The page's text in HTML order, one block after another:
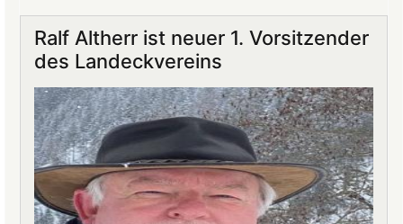
Burg
Landeck:
Jürgen
Stern
neuer
Betriebsleiter
Ralf Altherr ist neuer 1. Vorsitzender
des Landeckvereins